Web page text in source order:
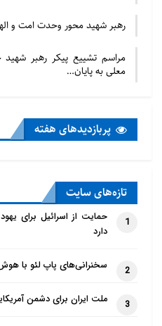
رهبر شهید محور وحدت امت و
مراسم تشییع پیکر رهبر شهید
معلی به پایان…
پربازدید‌های هفته
تازه‌‌های سایت
1
حمایت از اسرائیل برای
دارد
2 سخنرانی‌های پاپ لئو با
3 ملت ایران برای دشمن